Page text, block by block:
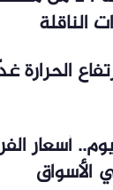
الناقلة
أسعار
الأسواق